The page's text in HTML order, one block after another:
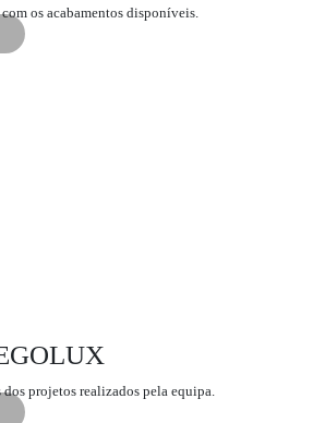
os acabamentos disponíveis.
dos projetos realizados pela equipa.